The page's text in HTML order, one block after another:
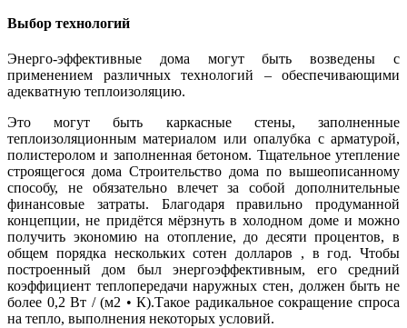
Выбор технологий
Энерго-эффективные дома могут быть возведены с
применением различных технологий – обеспечивающими
адекватную теплоизоляцию.
Это могут быть каркасные стены, заполненные
теплоизоляционным материалом или опалубка с арматурой,
полистеролом и заполненная бетоном. Тщательное утепление
строящегося дома Строительство дома по вышеописанному
способу, не обязательно влечет за собой дополнительные
финансовые затраты. Благодаря правильно продуманной
концепции, не придётся мёрзнуть в холодном доме и можно
получить экономию на отопление, до десяти процентов, в
общем порядка нескольких сотен долларов , в год. Чтобы
построенный дом был энергоэффективным, его средний
коэффициент теплопередачи наружных стен, должен быть не
более 0,2 Вт / (м2 • К).Такое радикальное сокращение спроса
на тепло, выполнения некоторых условий.